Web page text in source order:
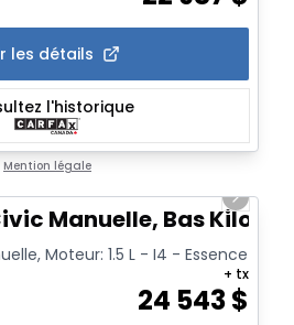
les détails
l'historique
Mention légale
Next
Manuelle, Bas
Moteur: 1.5 L - I4 - Essence
24 543$
+ tx